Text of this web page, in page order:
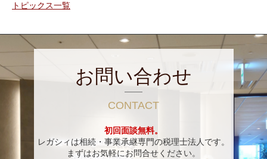
トピックス一覧
お問い合わせ
CONTACT
初回面談無料。
レガシィは相続・事業承継専門の税理士法人です。
まずはお気軽にお問合せください。